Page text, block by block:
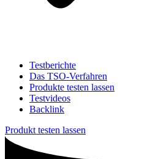
Testberichte
Das TSO-Verfahren
Produkte testen lassen
Testvideos
Backlink
Produkt testen lassen